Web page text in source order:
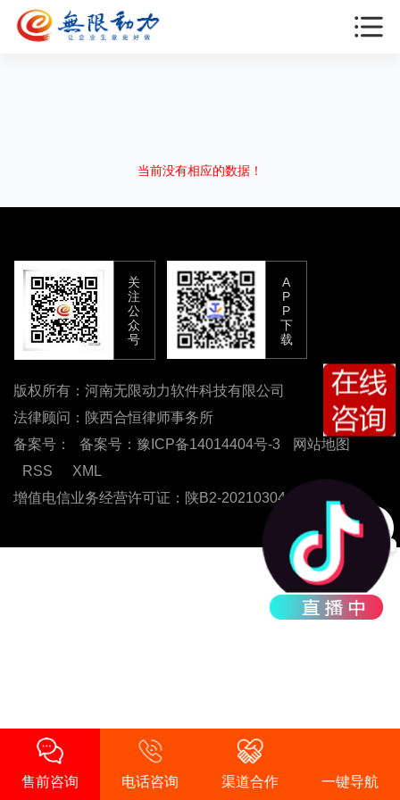
当前没有相应的数据！
关
注
公
众
号
A
P
P
下
载
版权所有：河南无限动力软件科技有限公司
法律顾问：陕西合恒律师事务所
备案号：
备案号：豫ICP备14014404号-3
网站地图
RSS
XML
增值电信业务经营许可证：陕B2-20210304
售前咨询 电话咨询 渠道合作 一键导航